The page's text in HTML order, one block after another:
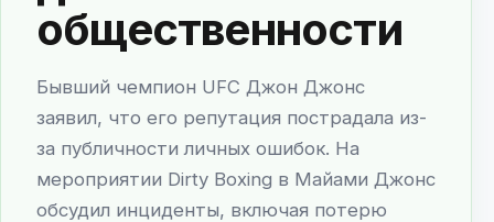
общественности
Бывший чемпион UFC Джон Джонс
заявил, что его репутация пострадала из-
за публичности личных ошибок. На
мероприятии Dirty Boxing в Майами Джонс
обсудил инциденты, включая потерю